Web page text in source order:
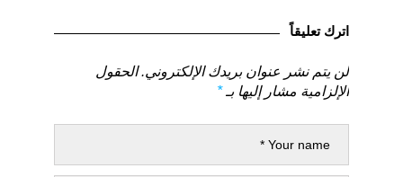
السابق
اترك تعليقاً
لن يتم نشر عنوان بريدك الإلكتروني. الحقول
الإلزامية مشار إليها بـ*